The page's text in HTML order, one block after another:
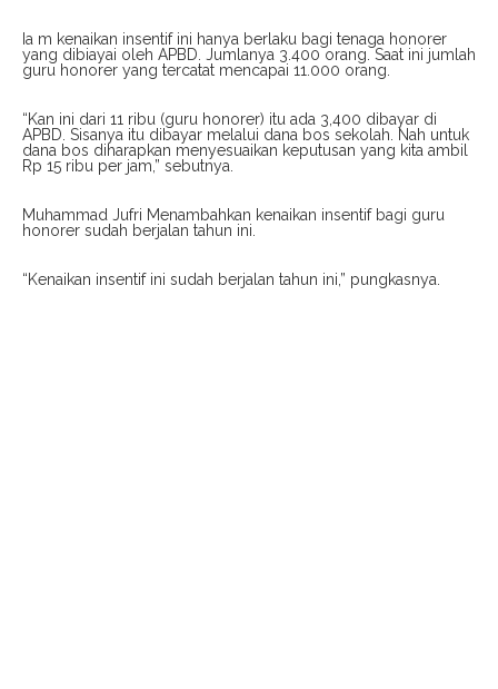
Ia m kenaikan insentif ini hanya berlaku bagi tenaga honorer
yang dibiayai oleh APBD. Jumlanya 3.400 orang. Saat ini jumlah
guru honorer yang tercatat mencapai 11.000 orang.
“Kan ini dari 11 ribu (guru honorer) itu ada 3,400 dibayar di
APBD. Sisanya itu dibayar melalui dana bos sekolah. Nah untuk
dana bos diharapkan menyesuaikan keputusan yang kita ambil
Rp 15 ribu per jam,” sebutnya.
Muhammad Jufri Menambahkan kenaikan insentif bagi guru
honorer sudah berjalan tahun ini.
“Kenaikan insentif ini sudah berjalan tahun ini,” pungkasnya.